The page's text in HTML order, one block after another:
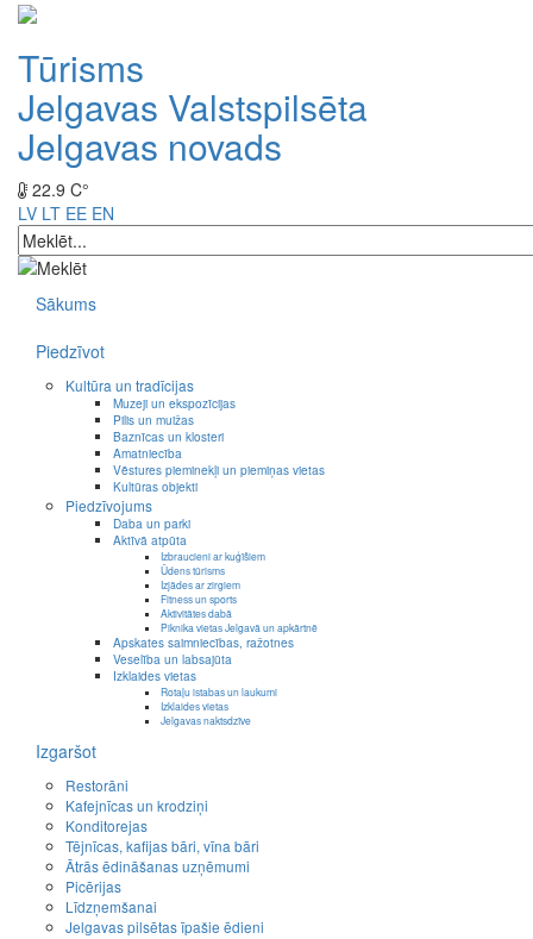
Tūrisms
Jelgavas Valstspilsēta
Jelgavas novads
22.9 C°
LV LT EE EN
Sākums
Piedzīvot
Kultūra un tradīcijas
Muzeji un ekspozīcijas
Pilis un muižas
Baznīcas un klosteri
Amatniecība
Vēstures pieminekļi un piemiņas vietas
Kultūras objekti
Piedzīvojums
Daba un parki
Aktīvā atpūta
Izbraucieni ar kuģīšiem
Ūdens tūrisms
Izjādes ar zirgiem
Fitness un sports
Aktivitātes dabā
Piknika vietas Jelgavā un apkārtnē
Apskates saimniecības, ražotnes
Veselība un labsajūta
Izklaides vietas
Rotaļu istabas un laukumi
Izklaides vietas
Jelgavas naktsdzīve
Izgaršot
Restorāni
Kafejnīcas un krodziņi
Konditorejas
Tējnīcas, kafijas bāri, vīna bāri
Ātrās ēdināšanas uzņēmumi
Picērijas
Līdzņemšanai
Jelgavas pilsētas īpašie ēdieni